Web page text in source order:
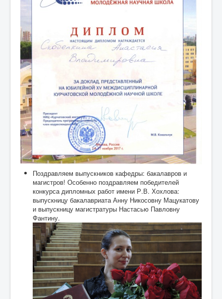
Поздравляем выпускников кафедры: бакалавров и
магистров! Особенно поздравляем победителей
конкурса дипломных работ имени Р.В. Хохлова:
выпускницу бакалавриата Анну Никосовну Мацукатову
и выпускницу магистратуры Настасью Павловну
Фантину.